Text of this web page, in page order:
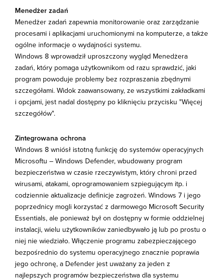
Menedżer zadań
Menedżer zadań zapewnia monitorowanie oraz zarządzanie
procesami i aplikacjami uruchomionymi na komputerze, a także
ogólne informacje o wydajności systemu.
Windows 8 wprowadził uproszczony wygląd Menedżera
zadań, który pomaga użytkownikom od razu sprawdzić, jaki
program powoduje problemy bez rozpraszania zbędnymi
szczegółami. Widok zaawansowany, ze wszystkimi zakładkami
i opcjami, jest nadal dostępny po kliknięciu przycisku "Więcej
szczegółów".
Zintegrowana ochrona
Windows 8 wniósł istotną funkcję do systemów operacyjnych
Microsoftu – Windows Defender, wbudowany program
bezpieczeństwa w czasie rzeczywistym, który chroni przed
wirusami, atakami, oprogramowaniem szpiegującym itp. i
codziennie aktualizacje definicje zagrożeń. Windows 7 i jego
poprzednicy mogli korzystać z darmowego Microsoft Security
Essentials, ale ponieważ był on dostępny w formie oddzielnej
instalacji, wielu użytkowników zaniedbywało ją lub po prostu o
niej nie wiedziało. Włączenie programu zabezpieczającego
bezpośrednio do systemu operacyjnego znacznie poprawia
jego ochronę, a Defender jest uważany za jeden z
najlepszych programów bezpieczeństwa dla systemu